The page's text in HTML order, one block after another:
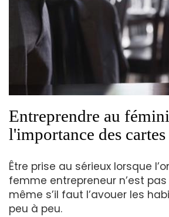
Entreprendre au
l'importance des
Être prise au sérieux lorsque
femme entrepreneur n’est
même s’il faut l’avouer les
peu à peu.